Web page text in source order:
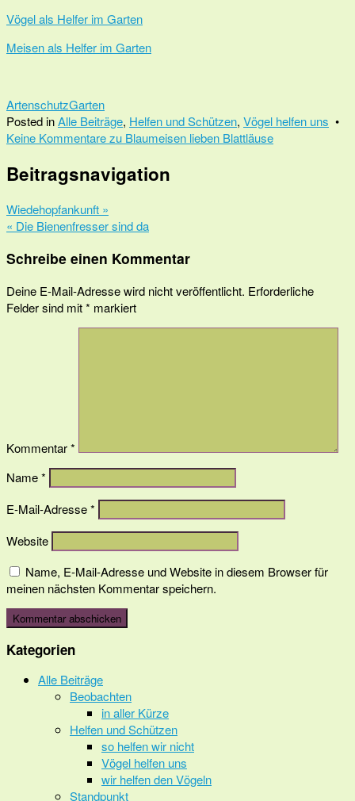
Vögel als Helfer im Garten
Meisen als Helfer im Garten
ArtenschutzGarten
Posted inAlle Beiträge, Helfen und Schützen, Vögel helfen uns •
Keine Kommentarezu Blaumeisen lieben Blattläuse
Beitragsnavigation
Wiedehopfankunft »
« Die Bienenfresser sind da
Schreibe einen Kommentar
Deine E-Mail-Adresse wird nicht veröffentlicht. Erforderliche
Felder sind mit* markiert
Kommentar*
Name*
E-Mail-Adresse*
Website
Name, E-Mail-Adresse und Website in diesem Browser für
meinen nächsten Kommentar speichern.
Kategorien
Alle Beiträge
Beobachten
in aller Kürze
Helfen und Schützen
so helfen wir nicht
Vögel helfen uns
wir helfen den Vögeln
Standpunkt